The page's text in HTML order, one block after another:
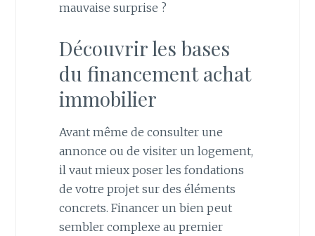
mauvaise surprise ?
Découvrir les bases
du financement achat
immobilier
Avant même de consulter une
annonce ou de visiter un logement,
il vaut mieux poser les fondations
de votre projet sur des éléments
concrets. Financer un bien peut
sembler complexe au premier